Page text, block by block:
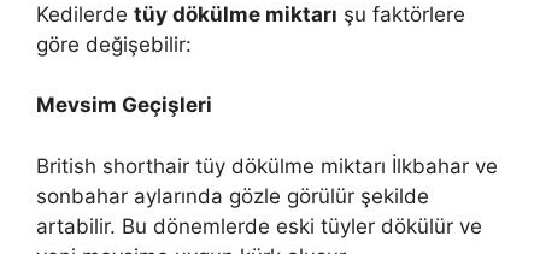
Kedilerde tüy dökülme miktarı şu faktörlere
göre değişebilir:
Mevsim Geçişleri
British shorthair tüy dökülme miktarı İlkbahar ve
sonbahar aylarında gözle görülür şekilde
artabilir. Bu dönemlerde eski tüyler dökülür ve